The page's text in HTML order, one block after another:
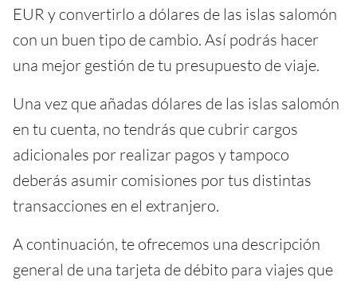
EUR y convertirlo a dólares de las islas salomón
con un buen tipo de cambio. Así podrás hacer
una mejor gestión de tu presupuesto de viaje.
Una vez que añadas dólares de las islas salomón
en tu cuenta, no tendrás que cubrir cargos
adicionales por realizar pagos y tampoco
deberás asumir comisiones por tus distintas
transacciones en el extranjero.
A continuación, te ofrecemos una descripción
general de una tarjeta de débito para viajes que